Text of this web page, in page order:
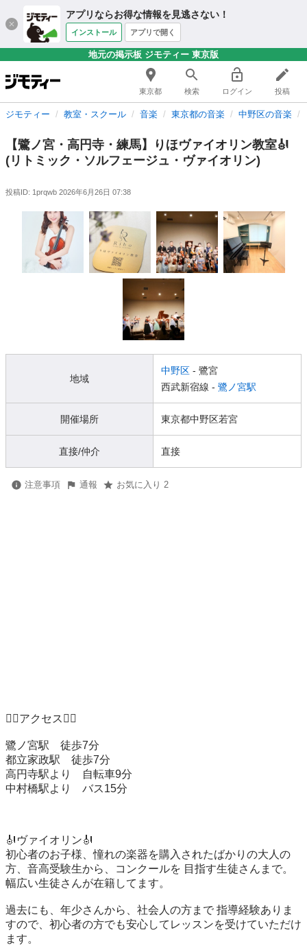
アプリならお得な情報を見逃さない！
インストール アプリで開く
地元の掲示板 ジモティー 東京版
東京都 検索 ログイン 投稿
ジモティー 教室・スクール 音楽 東京都の音楽 中野区の音楽
【鷺ノ宮・高円寺・練馬】りほヴァイオリン教室🎻
(リトミック・ソルフェージュ・ヴァイオリン)
投稿ID: 1prqwb 2026年6月26日 07:38
地域
中野区 - 鷺宮
西武新宿線 - 鷺ノ宮駅
開催場所 東京都中野区若宮
直接/仲介 直接
注意事項 通報 お気に入り 2
🚶‍♀️アクセス🚶‍♀️
鷺ノ宮駅　徒歩7分
都立家政駅　徒歩7分
高円寺駅より　自転車9分
中村橋駅より　バス15分
🎻ヴァイオリン🎻
初心者のお子様、憧れの楽器を購入されたばかりの大人の
方、音高受験生から、コンクールを 目指す生徒さんまで。
幅広い生徒さんが在籍してます。
過去にも、年少さんから、社会人の方まで 指導経験ありま
すので、初心者の方でも安心してレッスンを受けていただけ
ます。